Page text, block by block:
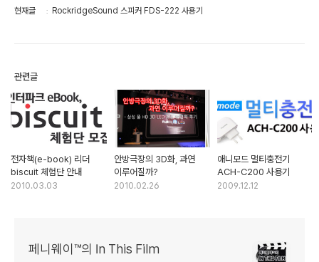
현재글 RockridgeSound 스피커 FDS-222 사용기
관련글
전자책(e-book) 리더
biscuit 체험단 안내
2010.03.03
안방극장의 3D화, 과연
이루어질까?
2010.02.26
애니모드 멀티충전기
ACH-C200 사용기
2009.12.12
페니웨이™의 In This Film